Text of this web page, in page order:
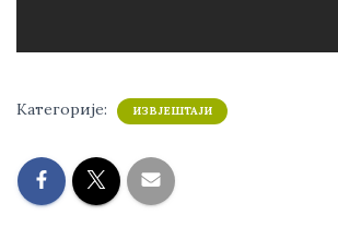
Категорије: ИЗВЈЕШТАЈИ